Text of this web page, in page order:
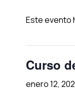
Este evento
Curso
enero 12,